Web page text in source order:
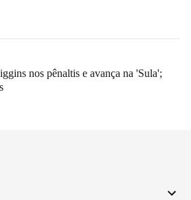
nos pênaltis e avança na 'Sula';